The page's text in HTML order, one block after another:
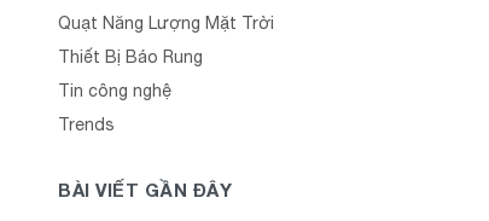
Quạt Năng Lượng Mặt Trời
Thiết Bị Báo Rung
Tin công nghệ
Trends
BÀI VIẾT GẦN ĐÂY